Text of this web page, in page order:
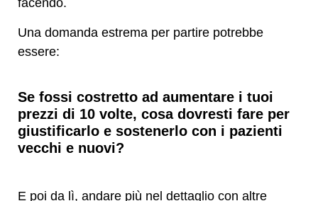
facendo.
Una domanda estrema per partire potrebbe
essere:
Se fossi costretto ad aumentare i tuoi
prezzi di 10 volte, cosa dovresti fare per
giustificarlo e sostenerlo con i pazienti
vecchi e nuovi?
E poi da lì, andare più nel dettaglio con altre